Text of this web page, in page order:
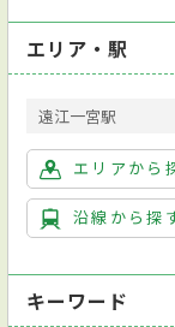
エリア・駅
遠江一宮駅
エリアから
沿線から探
キーワード